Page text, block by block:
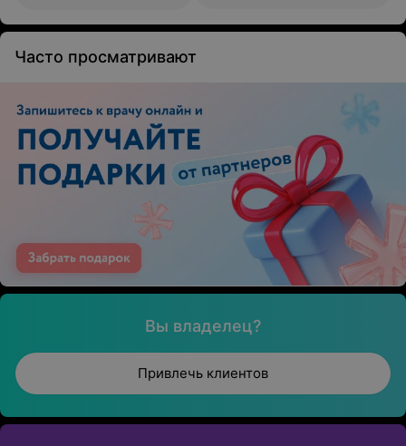
Часто просматривают
Вы владелец?
Привлечь клиентов